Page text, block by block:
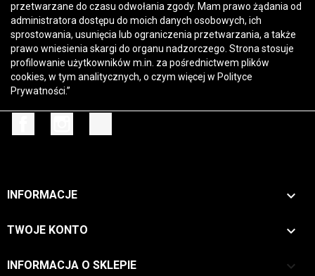
przetwarzane do czasu odwołania zgody. Mam prawo żądania od
administratora dostępu do moich danych osobowych, ich
sprostowania, usunięcia lub ograniczenia przetwarzania, a także
prawo wniesienia skargi do organu nadzorczego. Strona stosuje
profilowanie użytkowników m.in. za pośrednictwem plików
cookies, w tym analitycznych, o czym więcej w Polityce
Prywatności.”
INFORMACJE 
TWOJE KONTO 
INFORMACJA O SKLEPIE keyboard_arrow_down